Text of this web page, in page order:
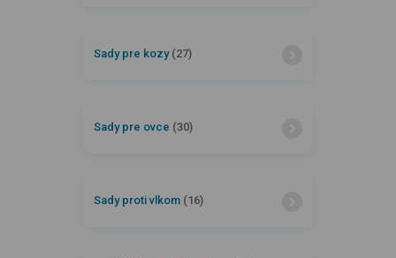
Sady pre kozy (27)
Sady pre ovce (30)
Sady proti vlkom (16)